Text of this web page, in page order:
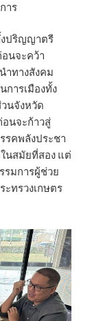
าร
งปริญญาตรี
นจะคว้า
ำทางสังคม
การเมืองทั้ง
นจังหวัด
อนจะก้าวสู่
รคพลังประชา
นสมัยที่สอง แต่
รมการผู้ช่วย
ะทรวงเกษตร